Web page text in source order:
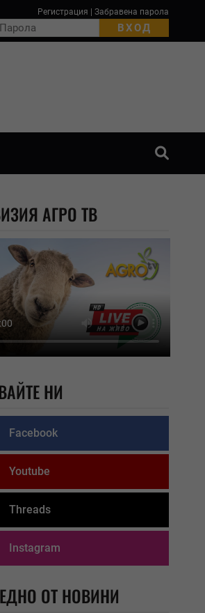
Регистрация Забравена парола
АГРО ТВ
НИ
Facebook
Youtube
Threads
Instagram
ОТ НОВИНИ